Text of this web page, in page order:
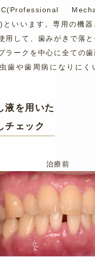
いいます。専用の機器
用して、歯みがきで落
ラークを中心に全ての
歯や歯周病になりにく
液を用いた
チェック
治療前